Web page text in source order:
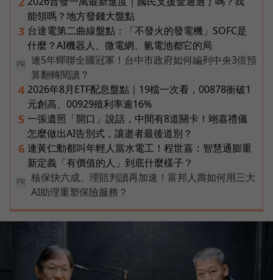
能領嗎？地方發錢大盤點
3 台達電第二曲線盤點：「不發火的發電機」SOFC是
什麼？AI機器人、微電網、氫電池都它的局
PR
連5年蟬聯全國冠軍！台中市政府如何編列中央3倍預
算翻轉閱讀？
4 2026年8月ETF配息盤點｜19檔一次看，00878衝破1
元創高、00929殖利率逾16%
5 一張遺照「開口」說話，中間有8道關卡！翊嘉禮儀
怎麼做出AI告別式，讓逝者最後道別？
6 連黃仁勳都叫年輕人當水電工！程世嘉：智慧通膨重
新定義「有價值的人」到底什麼樣子？
PR
核保快六成、理賠判讀再加速！富邦人壽如何用三大
AI助理重塑保險服務？